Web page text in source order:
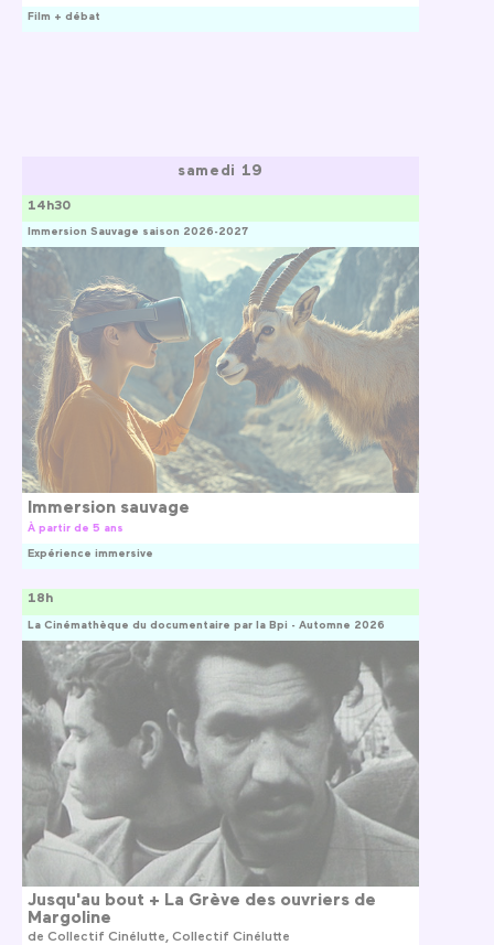
Film + débat
samedi 19
Immersion Sauvage saison 2026-2027
14h30
Immersion sauvage
À partir de 5 ans
Expérience immersive
La Cinémathèque du documentaire par la Bpi - Automne 2026
18h
Jusqu'au bout + La Grève des ouvriers de
Margoline
de Collectif Cinélutte Collectif Cinélutte